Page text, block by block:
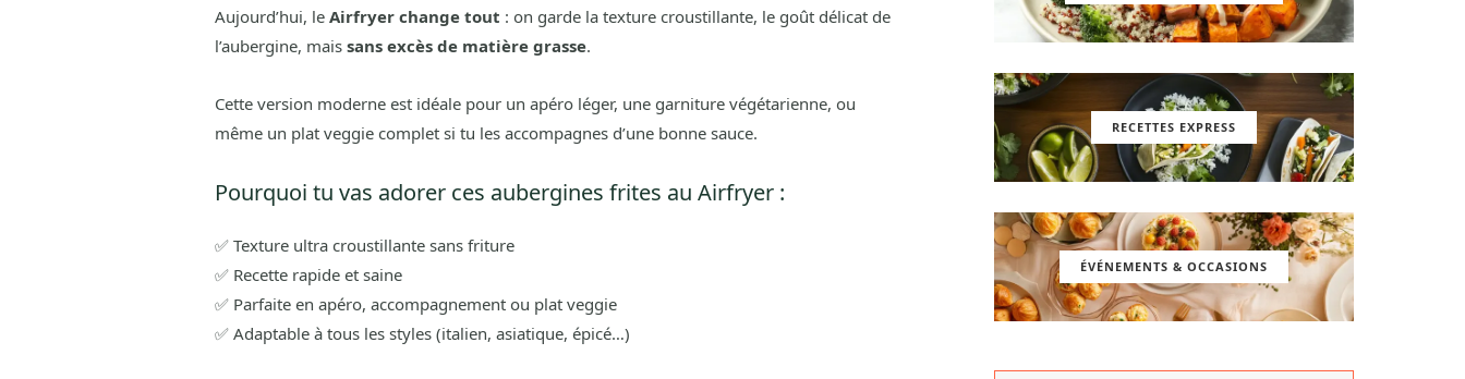
Aujourd’hui, le Airfryer change tout : on garde la texture croustillante, le goût délicat de
l’aubergine, mais sans excès de matière grasse.
Cette version moderne est idéale pour un apéro léger, une garniture végétarienne, ou
même un plat veggie complet si tu les accompagnes d’une bonne sauce.
Pourquoi tu vas adorer ces aubergines frites au Airfryer :
✅ Texture ultra croustillante sans friture
✅ Recette rapide et saine
✅ Parfaite en apéro, accompagnement ou plat veggie
✅ Adaptable à tous les styles (italien, asiatique, épicé…)
RECETTES EXPRESS
ÉVÉNEMENTS & OCCASIONS